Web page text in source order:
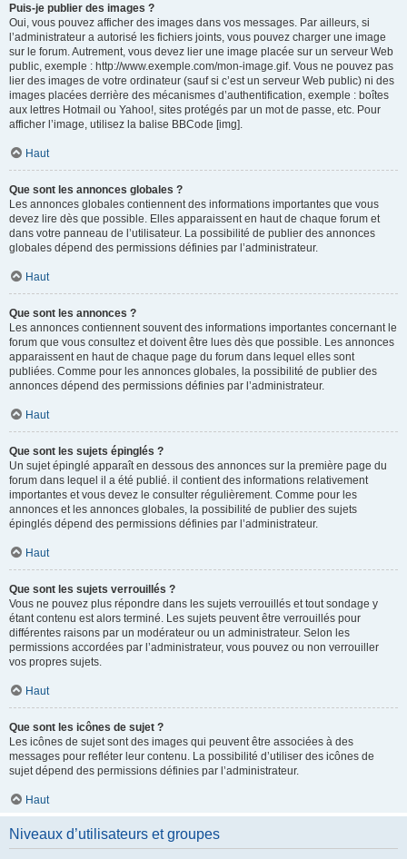
Puis-je publier des images ?
Oui, vous pouvez afficher des images dans vos messages. Par ailleurs, si
l’administrateur a autorisé les fichiers joints, vous pouvez charger une image
sur le forum. Autrement, vous devez lier une image placée sur un serveur Web
public, exemple : http://www.exemple.com/mon-image.gif. Vous ne pouvez pas
lier des images de votre ordinateur (sauf si c’est un serveur Web public) ni des
images placées derrière des mécanismes d’authentification, exemple : boîtes
aux lettres Hotmail ou Yahoo!, sites protégés par un mot de passe, etc. Pour
afficher l’image, utilisez la balise BBCode [img].
Haut
Que sont les annonces globales ?
Les annonces globales contiennent des informations importantes que vous
devez lire dès que possible. Elles apparaissent en haut de chaque forum et
dans votre panneau de l’utilisateur. La possibilité de publier des annonces
globales dépend des permissions définies par l’administrateur.
Haut
Que sont les annonces ?
Les annonces contiennent souvent des informations importantes concernant le
forum que vous consultez et doivent être lues dès que possible. Les annonces
apparaissent en haut de chaque page du forum dans lequel elles sont
publiées. Comme pour les annonces globales, la possibilité de publier des
annonces dépend des permissions définies par l’administrateur.
Haut
Que sont les sujets épinglés ?
Un sujet épinglé apparaît en dessous des annonces sur la première page du
forum dans lequel il a été publié. il contient des informations relativement
importantes et vous devez le consulter régulièrement. Comme pour les
annonces et les annonces globales, la possibilité de publier des sujets
épinglés dépend des permissions définies par l’administrateur.
Haut
Que sont les sujets verrouillés ?
Vous ne pouvez plus répondre dans les sujets verrouillés et tout sondage y
étant contenu est alors terminé. Les sujets peuvent être verrouillés pour
différentes raisons par un modérateur ou un administrateur. Selon les
permissions accordées par l’administrateur, vous pouvez ou non verrouiller
vos propres sujets.
Haut
Que sont les icônes de sujet ?
Les icônes de sujet sont des images qui peuvent être associées à des
messages pour refléter leur contenu. La possibilité d’utiliser des icônes de
sujet dépend des permissions définies par l’administrateur.
Haut
Niveaux d’utilisateurs et groupes